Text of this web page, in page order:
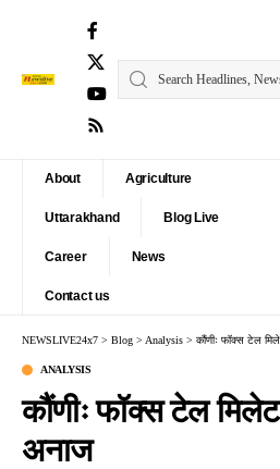
About Agriculture
Uttarakhand Blog Live
Career News
Contact us
NEWSLIVE24x7 > Blog > Analysis > कौंणीः फॉक्स टेल
ANALYSIS
कौंणीः फॉक्स टेल
अनाज